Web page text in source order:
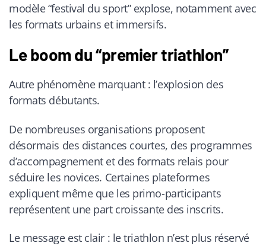
modèle “festival du sport” explose, notamment avec
les formats urbains et immersifs.
Le boom du “premier triathlon”
Autre phénomène marquant : l’explosion des
formats débutants.
De nombreuses organisations proposent
désormais des distances courtes, des programmes
d’accompagnement et des formats relais pour
séduire les novices. Certaines plateformes
expliquent même que les primo-participants
représentent une part croissante des inscrits.
Le message est clair : le triathlon n’est plus réservé